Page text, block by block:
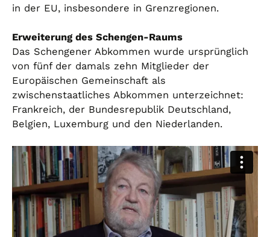
in der EU, insbesondere in Grenzregionen.
Erweiterung des Schengen-Raums
Das Schengener Abkommen wurde ursprünglich
von fünf der damals zehn Mitglieder der
Europäischen Gemeinschaft als
zwischenstaatliches Abkommen unterzeichnet:
Frankreich, der Bundesrepublik Deutschland,
Belgien, Luxemburg und den Niederlanden.